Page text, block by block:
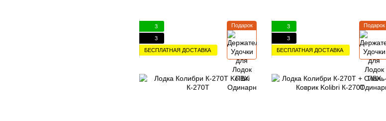
Подарок
3
3
БЕСПЛАТНАЯ ДОСТАВКА
Подарок
3
3
БЕСПЛАТНАЯ ДОСТАВКА